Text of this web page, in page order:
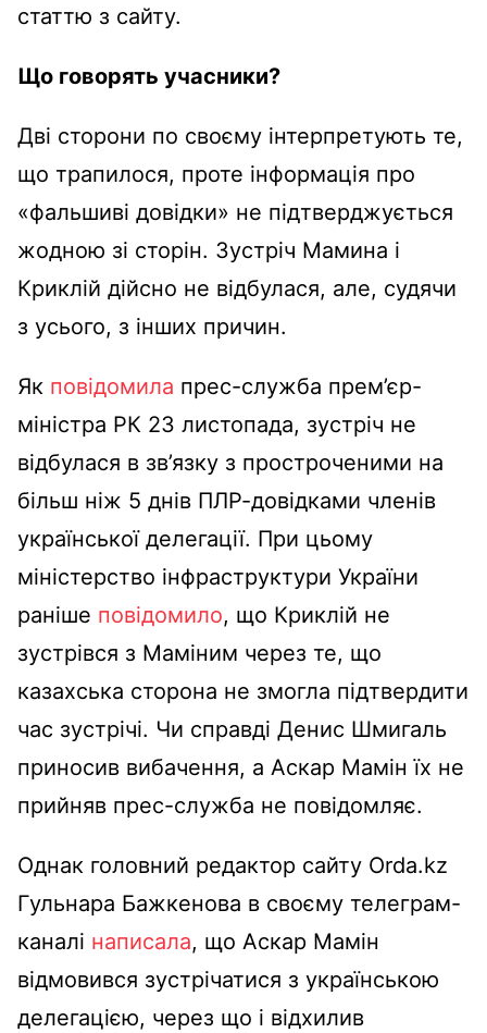
статтю з сайту.
Що говорять учасники?
Дві сторони по своєму інтерпретують те,
що трапилося, проте інформація про
«фальшиві довідки» не підтверджується
жодною зі сторін. Зустріч Мамина і
Криклій дійсно не відбулася, але, судячи
з усього, з інших причин.
Як повідомила прес-служба прем’єр-
міністра РК 23 листопада, зустріч не
відбулася в зв’язку з простроченими на
більш ніж 5 днів ПЛР-довідками членів
української делегації. При цьому
міністерство інфраструктури України
раніше повідомило, що Криклій не
зустрівся з Маміним через те, що
казахська сторона не змогла підтвердити
час зустрічі. Чи справді Денис Шмигаль
приносив вибачення, а Аскар Мамін їх не
прийняв прес-служба не повідомляє.
Однак головний редактор сайту Orda.kz
Гульнара Бажкенова в своєму телеграм-
каналі написала, що Аскар Мамін
відмовився зустрічатися з українською
делегацією, через що і відхилив